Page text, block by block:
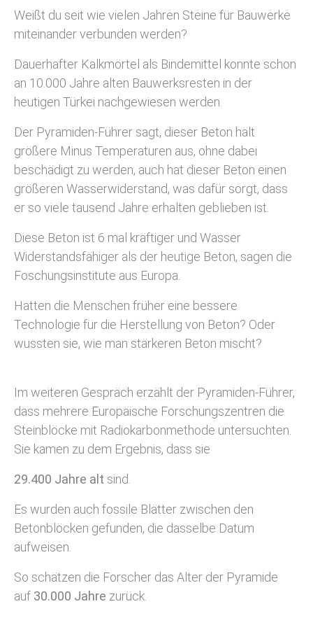
Weißt du seit wie vielen Jahren Steine für Bauwerke
miteinander verbunden werden?
Dauerhafter Kalkmörtel als Bindemittel konnte schon
an 10.000 Jahre alten Bauwerksresten in der
heutigen Türkei nachgewiesen werden.
Der Pyramiden-Führer sagt, dieser Beton hält
größere Minus Temperaturen aus, ohne dabei
beschädigt zu werden, auch hat dieser Beton einen
größeren Wasserwiderstand, was dafür sorgt, dass
er so viele tausend Jahre erhalten geblieben ist.
Diese Beton ist 6 mal kräftiger und Wasser
Widerstandsfähiger als der heutige Beton, sagen die
Foschungsinstitute aus Europa.
Hatten die Menschen früher eine bessere
Technologie für die Herstellung von Beton? Oder
wussten sie, wie man stärkeren Beton mischt?
Im weiteren Gespräch erzählt der Pyramiden-Führer,
dass mehrere Europäische Forschungszentren die
Steinblöcke mit Radiokarbonmethode untersuchten.
Sie kamen zu dem Ergebnis, dass sie
29.400 Jahre alt sind.
Es wurden auch fossile Blätter zwischen den
Betonblöcken gefunden, die dasselbe Datum
aufweisen.
So schätzen die Forscher das Alter der Pyramide
auf 30.000 Jahre zurück.